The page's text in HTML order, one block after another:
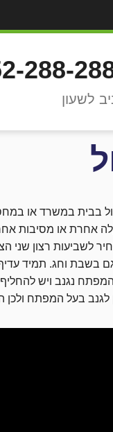
288-
לשעון
בבית במשרד או
אחרת או מסיבות
לשביעות רצון שני
נגנב ויש
בעל המפתח ולכן